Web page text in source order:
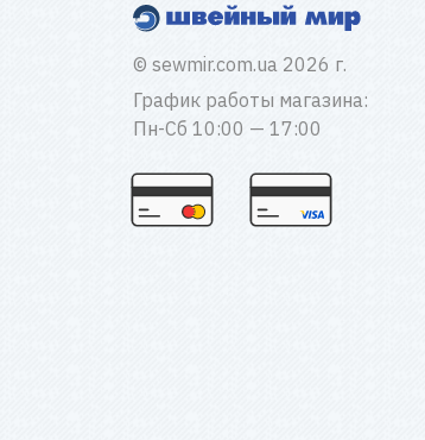
© sewmir.com.ua 2026 г.
График работы магазина:
Пн-Сб 10:00 — 17:00